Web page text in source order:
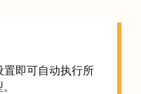
置即可自动执行所